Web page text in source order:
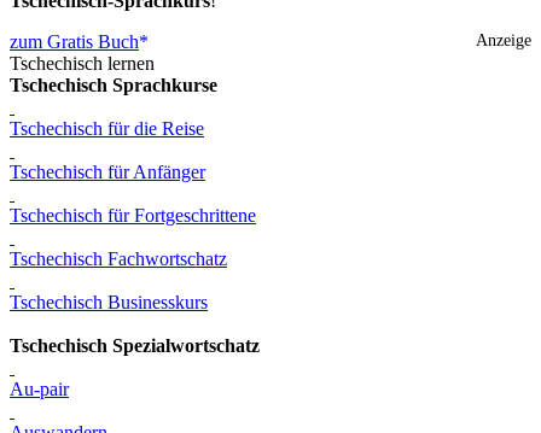
Anzeige
zum Gratis Buch
Tschechisch lernen
Tschechisch Sprachkurse
Tschechisch für die Reise
Tschechisch für Anfänger
Tschechisch für Fortgeschrittene
Tschechisch Fachwortschatz
Tschechisch Businesskurs
Tschechisch Spezialwortschatz
Au-pair